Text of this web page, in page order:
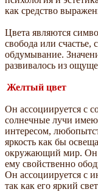
как средство
Цвета являются
свобода или счастье,
обдумывание.
развивалось из
Желтый цвет
Он ассоциируется с
солнечные лучи
интересом,
яркость как бы
окружающий мир. Он
ему свойственно
Он ассоциируется с
так как его яркий